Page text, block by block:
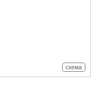
схема